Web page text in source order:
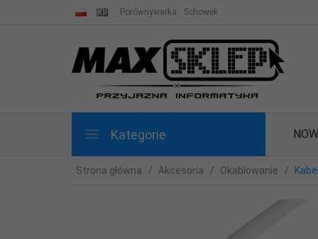
Porównywarka Schowek
Kategorie
Strona główna Akcesoria Okablowanie